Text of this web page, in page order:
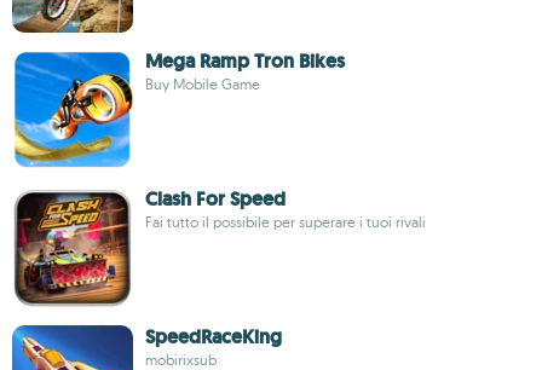
Mega Ramp Tron Bikes
Buy Mobile Game
Clash For Speed
Fai tutto il possibile per superare i tuoi rivali
SpeedRaceKing
mobirixsub